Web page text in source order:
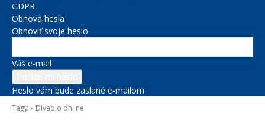
GDPR
Obnova hesla
Obnoviť svoje heslo
Váš e-mail
Heslo vám bude zaslané e-mailom
Tagy Divadlo online